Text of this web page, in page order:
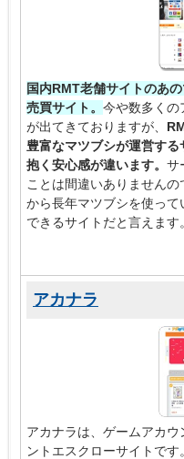
国内RMT老舗サイトのあ
売買サイト。 今や数多くの
が出てきておりますが、
豊富なマツブシが運営す
抱く安心感が違います。 サ
ことは間違いありません
から長年マツブシを使っ
できるサイトだと言えます。
アカナラ
アカナラは、ゲームアカ
ントエスクローサイトです